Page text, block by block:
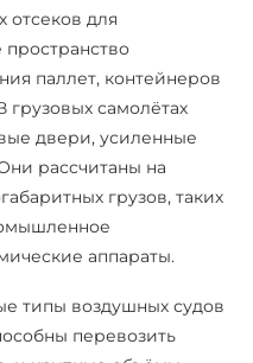
для
паллет, контейнеров
грузовых самолётах
двери, усиленные
рассчитаны на
грузов, таких
аппараты.
типы воздушных судов
перевозить